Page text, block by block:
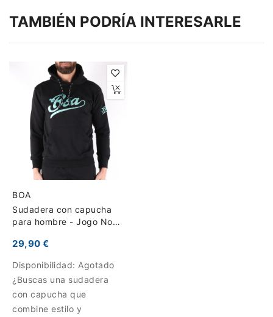
TAMBIÉN PODRÍA INTERESARLE
BOA
Sudadera con capucha
para hombre - Jogo No
29,90 €
Disponibilidad: Agotado
¿Buscas una sudadera
con capucha que
combine estilo y